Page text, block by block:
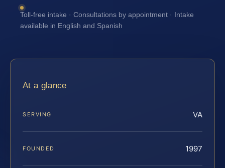
Toll-free intake · Consultations by appointment · Intake
available in English and Spanish
At a glance
SERVING VA
FOUNDED 1997